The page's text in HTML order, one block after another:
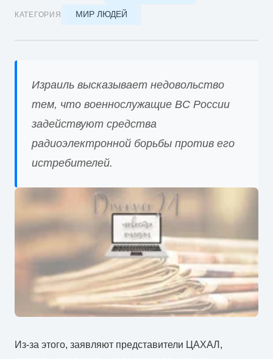
КАТЕГОРИЯ МИР ЛЮДЕЙ
Израиль высказывает недовольство
тем, что военнослужащие ВС России
задействуют средства
радиоэлектронной борьбы против его
истребителей.
Из-за этого, заявляют представители ЦАХАЛ,